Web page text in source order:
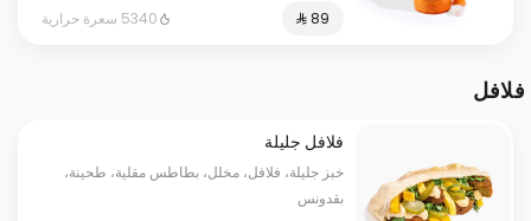
5340 سعرة حرارية
فلافل
فلافل جليلة
خبز جليلة، فلافل، مخلل، بطاطس مقلية، طحينة،
بقدونس